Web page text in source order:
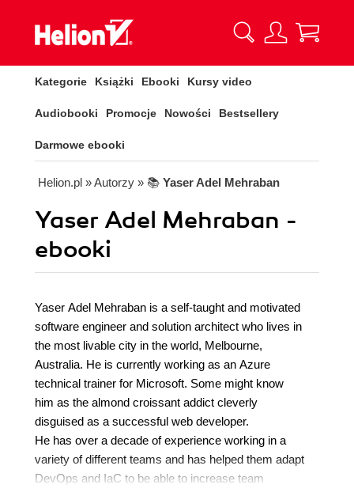
Kategorie Książki Ebooki Kursy video
Audiobooki Promocje Nowości Bestsellery
Darmowe ebooki
Helion.pl » Autorzy » 📚 Yaser Adel Mehraban
Yaser Adel Mehraban -
ebooki
Yaser Adel Mehraban is a self-taught and motivated
software engineer and solution architect who lives in
the most livable city in the world, Melbourne,
Australia. He is currently working as an Azure
technical trainer for Microsoft. Some might know
him as the almond croissant addict cleverly
disguised as a successful web developer.
He has over a decade of experience working in a
variety of different teams and has helped them adapt
DevOps and IaC to be able to increase team